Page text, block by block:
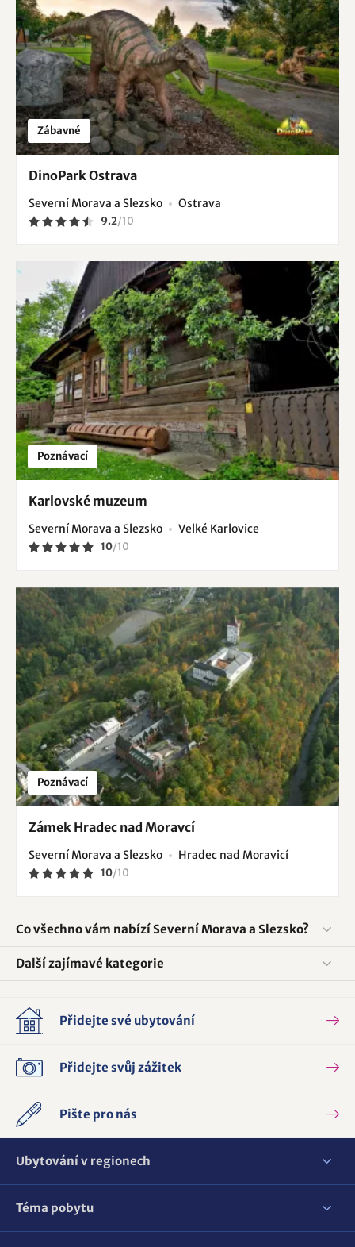
Zábavné
DinoPark Ostrava
Severní Morava a Slezsko Ostrava
9.2/10
Poznávací
Karlovské muzeum
Severní Morava a Slezsko Velké Karlovice
10/10
Poznávací
Zámek Hradec nad Moravcí
Severní Morava a Slezsko Hradec nad Moravicí
10/10
Co všechno vám nabízí Severní Morava a Slezsko?
Další zajímavé kategorie
Přidejte své ubytování
Přidejte svůj zážitek
Pište pro nás
Ubytování v regionech
Téma pobytu